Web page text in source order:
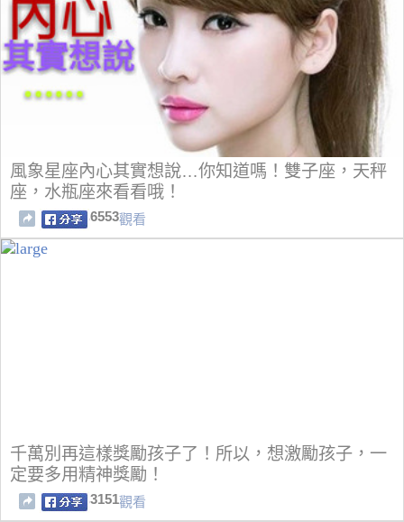
風象星座內心其實想說…你知道嗎！雙子座，天秤
座，水瓶座來看看哦！
6553觀看
千萬別再這樣獎勵孩子了！所以，想激勵孩子，一
定要多用精神獎勵！
3151觀看